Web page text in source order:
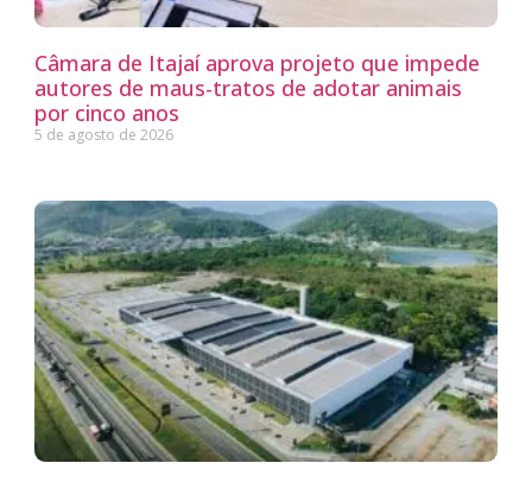
Câmara de Itajaí aprova projeto que impede
autores de maus-tratos de adotar animais
por cinco anos
5 de agosto de 2026